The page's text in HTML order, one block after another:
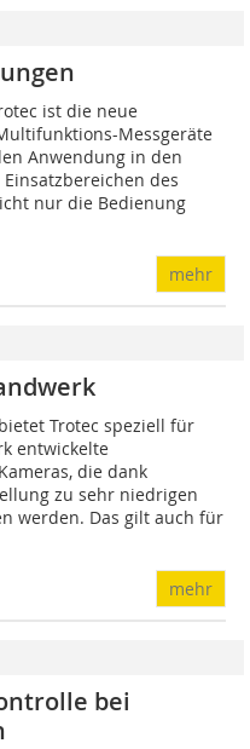
ist die neue
Messgeräte
Anwendung in den
des
nur die Bedienung
mehr
Trotec speziell für
entwickelte
die dank
zu sehr niedrigen
werden. Das gilt auch für
mehr
bei